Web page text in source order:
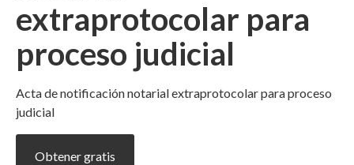
extraprotocolar para
proceso judicial
Acta de notificación notarial extraprotocolar para proceso
judicial
Obtener gratis